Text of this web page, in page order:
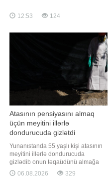
qəsdən yanğın hadisəsi törədən
şəxs polis əməkdaşları tərəfindən
tərəfindən törədildiyi məlum olub.
12:53 124
Atasının pensiyasını almaq
üçün meyitini illərlə
dondurucuda gizlətdi
Yunanıstanda 55 yaşlı kişi atasının
meyitini illərlə dondurucuda
gizlədib onun təqaüdünü almağa
davam etməkdə şübhəli bilinərək
həbs edilib. "Qafqazinfo" xəbər verir
06.08.2026 329